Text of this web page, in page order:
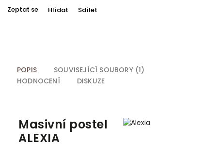
Zeptat se Hlídat Sdílet
POPIS
SOUVISEJÍCÍ SOUBORY (1)
HODNOCENÍ
DISKUZE
Masivní postel
ALEXIA